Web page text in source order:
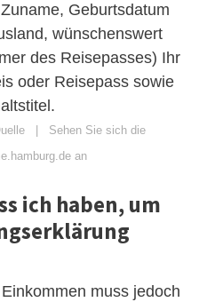
Geburtsdatum
wünschenswert
des Reisepasses) Ihr
oder Reisepass sowie
Sehen Sie sich die
an
ich haben, um
muss jedoch